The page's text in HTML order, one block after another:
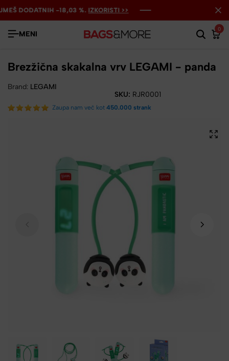
DODATNIH -18,03 %. IZKORISTI >>
DODATNIH -18,03 %. IZKORISTI >>
DODATNIH -18,03 %. IZKORISTI >>
MENI
0
Brezžična skakalna vrv LEGAMI - panda
Brand: LEGAMI
SKU: RJR0001
Zaupa nam več kot 450.000 strank